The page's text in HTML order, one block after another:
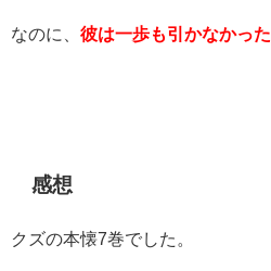
なのに、 彼は一歩も引かなかった
感想
クズの本懐7巻でした。